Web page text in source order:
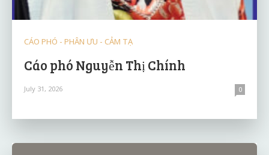
CÁO PHÓ - PHÂN ƯU - CẢM TẠ
Cáo phó Nguyễn Thị Chính
July 31, 2026 0